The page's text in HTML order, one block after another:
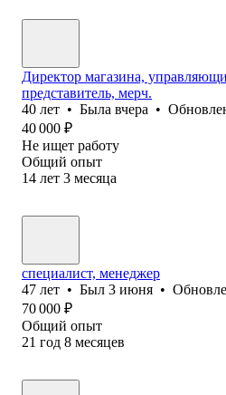
Директор магазина,
представитель, мерч.
40 лет • Была вчера •
40 000 ₽
Не ищет работу
Общий опыт
14 лет 3 месяца
специалист, менеджер
47 лет • Был 3 июня •
70 000 ₽
Общий опыт
21 год 8 месяцев